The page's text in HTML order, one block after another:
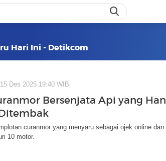
Hari Ini - Detikcom
Des 2025 19:40 WIB
Bersenjata Api yang
curanmor yang menyaru sebagai ojek online
10 motor.